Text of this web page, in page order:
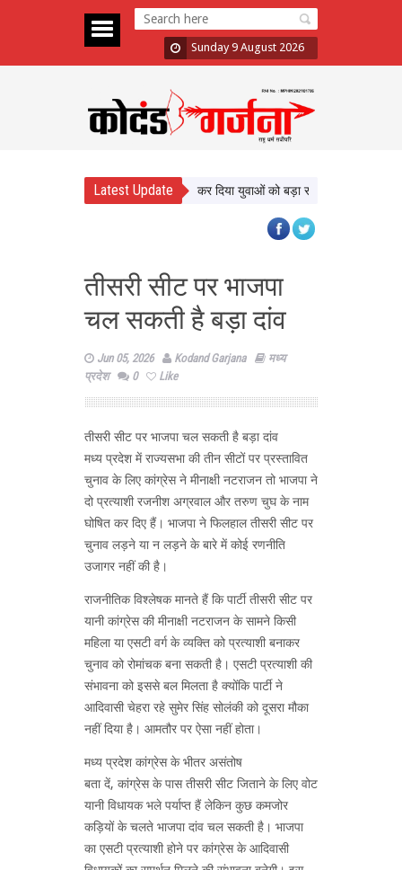
Sunday 9 August 2026
Latest Update
मोदी का खास पल, VIDEO शेयर कर दिया युवाओं को बड़ा संदेश
तीसरी सीट पर भाजपा
चल सकती है बड़ा दांव
Jun 05, 2026 Kodand Garjana
मध्य
प्रदेश
0 Like
तीसरी सीट पर भाजपा चल सकती है बड़ा दांव
मध्य प्रदेश में राज्यसभा की तीन सीटों पर प्रस्तावित
चुनाव के लिए कांग्रेस ने मीनाक्षी नटराजन तो भाजपा ने
दो प्रत्याशी रजनीश अग्रवाल और तरुण चुघ के नाम
घोषित कर दिए हैं। भाजपा ने फिलहाल तीसरी सीट पर
चुनाव लड़ने या न लड़ने के बारे में कोई रणनीति
उजागर नहीं की है।
राजनीतिक विश्लेषक मानते हैं कि पार्टी तीसरी सीट पर
यानी कांग्रेस की मीनाक्षी नटराजन के सामने किसी
महिला या एसटी वर्ग के व्यक्ति को प्रत्याशी बनाकर
चुनाव को रोमांचक बना सकती है। एसटी प्रत्याशी की
संभावना को इससे बल मिलता है क्योंकि पार्टी ने
आदिवासी चेहरा रहे सुमेर सिंह सोलंकी को दूसरा मौका
नहीं दिया है। आमतौर पर ऐसा नहीं होता।
मध्य प्रदेश कांग्रेस के भीतर असंतोष
बता दें, कांग्रेस के पास तीसरी सीट जिताने के लिए वोट
यानी विधायक भले पर्याप्त हैं लेकिन कुछ कमजोर
कड़ियों के चलते भाजपा दांव चल सकती है। भाजपा
का एसटी प्रत्याशी होने पर कांग्रेस के आदिवासी